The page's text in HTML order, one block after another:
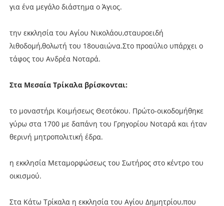
για ένα μεγάλο διάστημα ο Άγιος.
την εκκλησία του Αγίου Νικολάου,σταυροειδή
λιθοδομή,θολωτή του 18ουαιώνα.Στο προαύλιο υπάρχει ο
τάφος του Ανδρέα Νοταρά.
Στα Μεσαία Τρίκαλα βρίσκονται:
το μοναστήρι Κοιμήσεως Θεοτόκου. Πρώτο-οικοδομήθηκε
γύρω στα 1700 με δαπάνη του Γρηγορίου Νοταρά και ήταν
θερινή μητροπολιτική έδρα.
η εκκλησία Μεταμορφώσεως του Σωτήρος στο κέντρο του
οικισμού.
Στα Κάτω Τρίκαλα η εκκλησία του Αγίου Δημητρίου,που